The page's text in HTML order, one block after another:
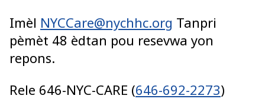
Imèl NYCCare@nychhc.org Tanpri
pèmèt 48 èdtan pou resevwa yon
repons.
Rele 646-NYC-CARE (646-692-2273)